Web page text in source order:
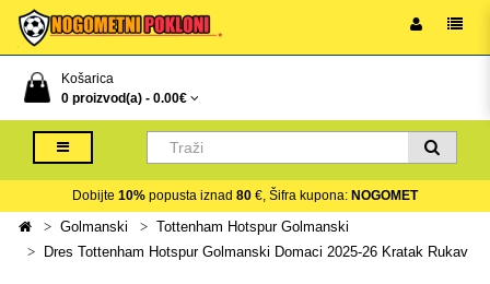
Košarica
0 proizvod(a) - 0.00€
Dobijte 10% popusta iznad 80 €, Šifra kupona: NOGOMET
Golmanski
Tottenham Hotspur Golmanski
Dres Tottenham Hotspur Golmanski Domaci 2025-26 Kratak Rukav